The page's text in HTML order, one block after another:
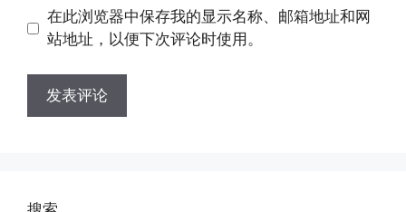
址
址
在此浏览器中保存我的显示名称、邮箱地址和网
站地址，以便下次评论时使用。